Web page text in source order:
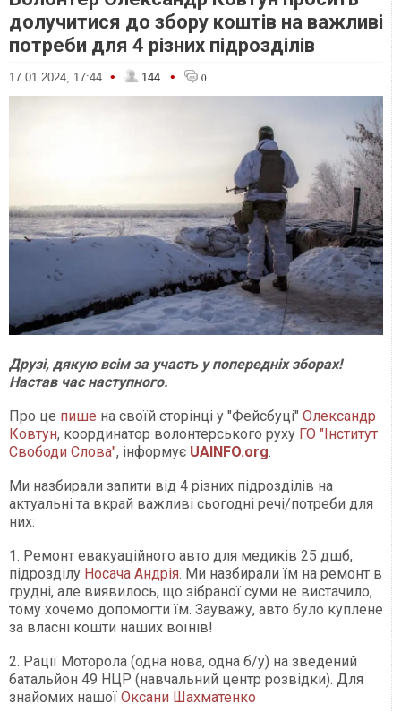
долучитися до збору коштів на важливі
потреби для 4 різних підрозділів
17.01.2024, 17:44 • 144 • 0
Друзі, дякую всім за участь у попередніх зборах!
Настав час наступного.
Про це пише на своїй сторінці у "Фейсбуці" Олександр
Ковтун, координатор волонтерського руху ГО "Інститут
Свободи Слова", інформує UAINFO.org.
Ми назбирали запити від 4 різних підрозділів на
актуальні та вкрай важливі сьогодні речі/потреби для
них:
1. Ремонт евакуаційного авто для медиків 25 дшб,
підрозділу Носача Андрія. Ми назбирали їм на ремонт в
грудні, але виявилось, що зібраної суми не вистачило,
тому хочемо допомогти їм. Зауважу, авто було куплене
за власні кошти наших воїнів!
2. Рації Моторола (одна нова, одна б/у) на зведений
батальйон 49 НЦР (навчальний центр розвідки). Для
знайомих нашої Оксани Шахматенко